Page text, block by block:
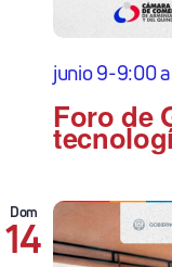
Foro de
junio 9-9:00
Dom
14